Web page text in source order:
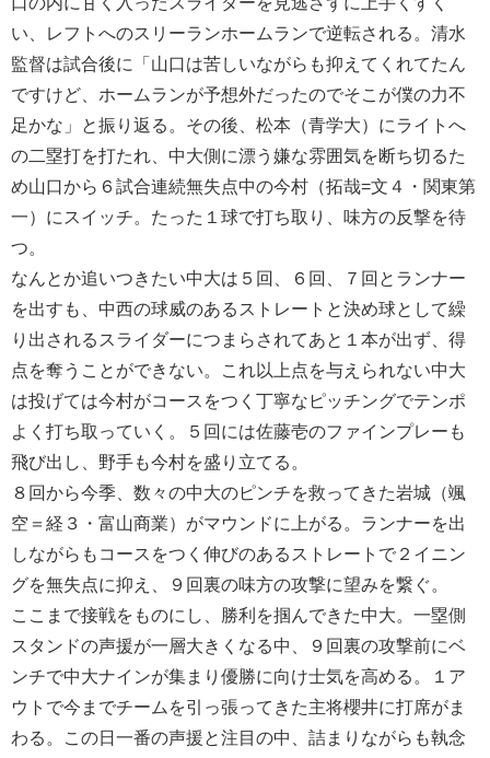
い、レフトへのスリーランホームランで逆転される。清水
監督は試合後に「山口は苦しいながらも抑えてくれてたん
ですけど、ホームランが予想外だったのでそこが僕の力不
足かな」と振り返る。その後、松本（青学大）にライトへ
の二塁打を打たれ、中大側に漂う嫌な雰囲気を断ち切るた
め山口から６試合連続無失点中の今村（拓哉=文４・関東第
一）にスイッチ。たった１球で打ち取り、味方の反撃を待
つ。
なんとか追いつきたい中大は５回、６回、７回とランナー
を出すも、中西の球威のあるストレートと決め球として繰
り出されるスライダーにつまらされてあと１本が出ず、得
点を奪うことができない。これ以上点を与えられない中大
は投げては今村がコースをつく丁寧なピッチングでテンポ
よく打ち取っていく。５回には佐藤壱のファインプレーも
飛び出し、野手も今村を盛り立てる。
８回から今季、数々の中大のピンチを救ってきた岩城（颯
空＝経３・富山商業）がマウンドに上がる。ランナーを出
しながらもコースをつく伸びのあるストレートで２イニン
グを無失点に抑え、９回裏の味方の攻撃に望みを繋ぐ。
ここまで接戦をものにし、勝利を掴んできた中大。一塁側
スタンドの声援が一層大きくなる中、９回裏の攻撃前にベ
ンチで中大ナインが集まり優勝に向け士気を高める。１ア
ウトで今までチームを引っ張ってきた主将櫻井に打席がま
わる。この日一番の声援と注目の中、詰まりながらも執念